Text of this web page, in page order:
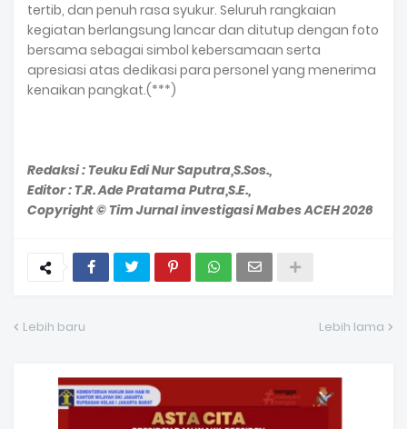
tertib, dan penuh rasa syukur. Seluruh rangkaian
kegiatan berlangsung lancar dan ditutup dengan foto
bersama sebagai simbol kebersamaan serta
apresiasi atas dedikasi para personel yang menerima
kenaikan pangkat.(***)
Redaksi : Teuku Edi Nur Saputra,S.Sos.,
Editor : T.R. Ade Pratama Putra,S.E.,
Copyright © Tim Jurnal investigasi Mabes ACEH 2026
Lebih baru Lebih lama